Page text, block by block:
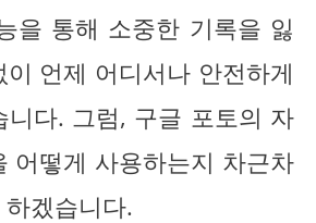
을 통해 소중한 기록을 잃
언제 어디서나 안전하게
니다. 그럼, 구글 포토의 자
어떻게 사용하는지 차근차
겠습니다.